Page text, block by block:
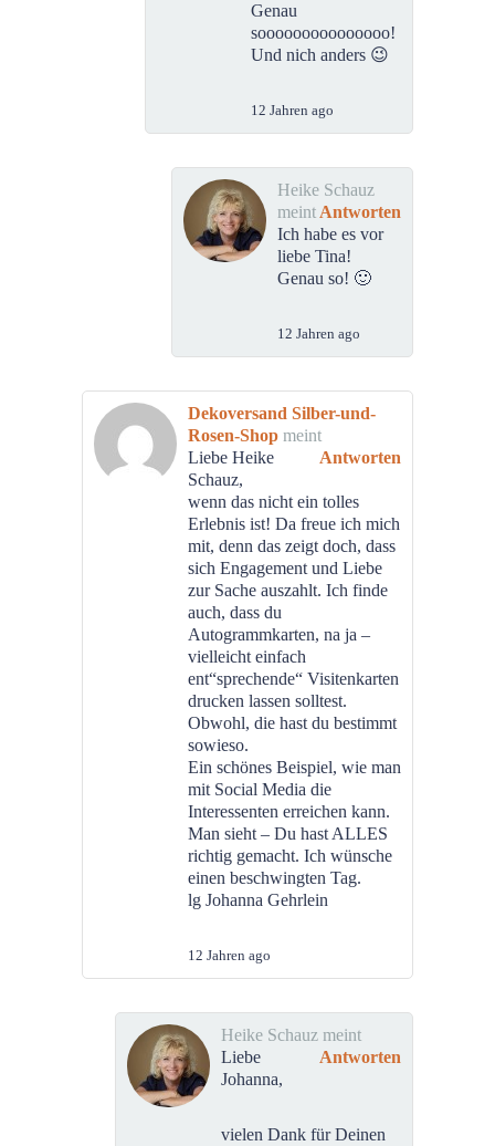
Genau
sooooooooooooooo!
Und nich anders 😉
12 Jahren ago
Heike Schauz
meint Antworten
Ich habe es vor
liebe Tina!
Genau so! 🙂
12 Jahren ago
Dekoversand Silber-und-
Rosen-Shop meint
Antworten
Liebe Heike
Schauz,
wenn das nicht ein tolles
Erlebnis ist! Da freue ich mich
mit, denn das zeigt doch, dass
sich Engagement und Liebe
zur Sache auszahlt. Ich finde
auch, dass du
Autogrammkarten, na ja –
vielleicht einfach
ent“sprechende“ Visitenkarten
drucken lassen solltest.
Obwohl, die hast du bestimmt
sowieso.
Ein schönes Beispiel, wie man
mit Social Media die
Interessenten erreichen kann.
Man sieht – Du hast ALLES
richtig gemacht. Ich wünsche
einen beschwingten Tag.
lg Johanna Gehrlein
12 Jahren ago
Heike Schauz meint
Antworten
Liebe
Johanna,
vielen Dank für Deinen